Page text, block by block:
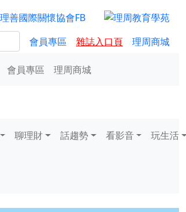
會員專區 雜誌入口頁 理周商城
會員專區 理周商城
聊理財 話趨勢 看影音 玩生活